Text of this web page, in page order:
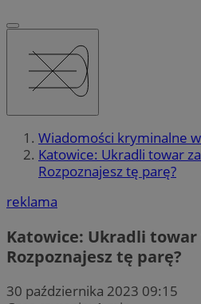
Wiadomości kryminalne
Katowice: Ukradli towar
Rozpoznajesz tę parę?
reklama
Katowice: Ukradli towar
Rozpoznajesz tę parę?
30 października 2023 09:15